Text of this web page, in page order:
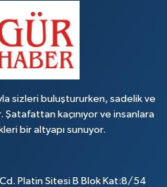
sizleri buluştururken, sadelik ve
kaçınıyor ve insanlara
bir altyapı sunuyor.
Cd. Platin Sitesi B Blok Kat:8/54